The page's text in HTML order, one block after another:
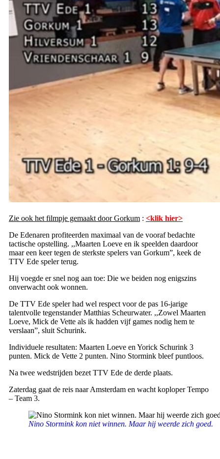
Zie ook het filmpje gemaakt door Gorkum : <klik hier>
De Edenaren profiteerden maximaal van de vooraf bedachte
tactische opstelling. ,,Maarten Loeve en ik speelden daardoor
maar een keer tegen de sterkste spelers van Gorkum”, keek de
TTV Ede speler terug.
Hij voegde er snel nog aan toe: Die we beiden nog enigszins
onverwacht ook wonnen.
De TTV Ede speler had wel respect voor de pas 16-jarige
talentvolle tegenstander Matthias Scheurwater. ,,Zowel Maarten
Loeve, Mick de Vette als ik hadden vijf games nodig hem te
verslaan”, sluit Schurink.
Individuele resultaten: Maarten Loeve en Yorick Schurink 3
punten. Mick de Vette 2 punten. Nino Stormink bleef puntloos.
Na twee wedstrijden bezet TTV Ede de derde plaats.
Zaterdag gaat de reis naar Amsterdam en wacht koploper Tempo
– Team 3.
Nino Stormink kon niet winnen. Maar hij weerde zich goed.